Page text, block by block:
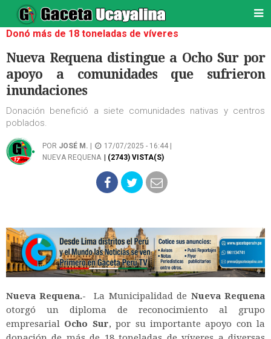
Donó más de 18 toneladas de víveres
Nueva Requena distingue a Ocho Sur por
apoyo a comunidades que sufrieron
inundaciones
Donación benefició a siete comunidades nativas y centros
poblados.
POR JOSÉ M.
17/07/2025 - 16:44 |
NUEVA REQUENA
| (2743) VISTA(S)
Nueva Requena.- La Municipalidad de Nueva Requena
otorgó un diploma de reconocimiento al grupo
empresarial Ocho Sur, por su importante apoyo con la